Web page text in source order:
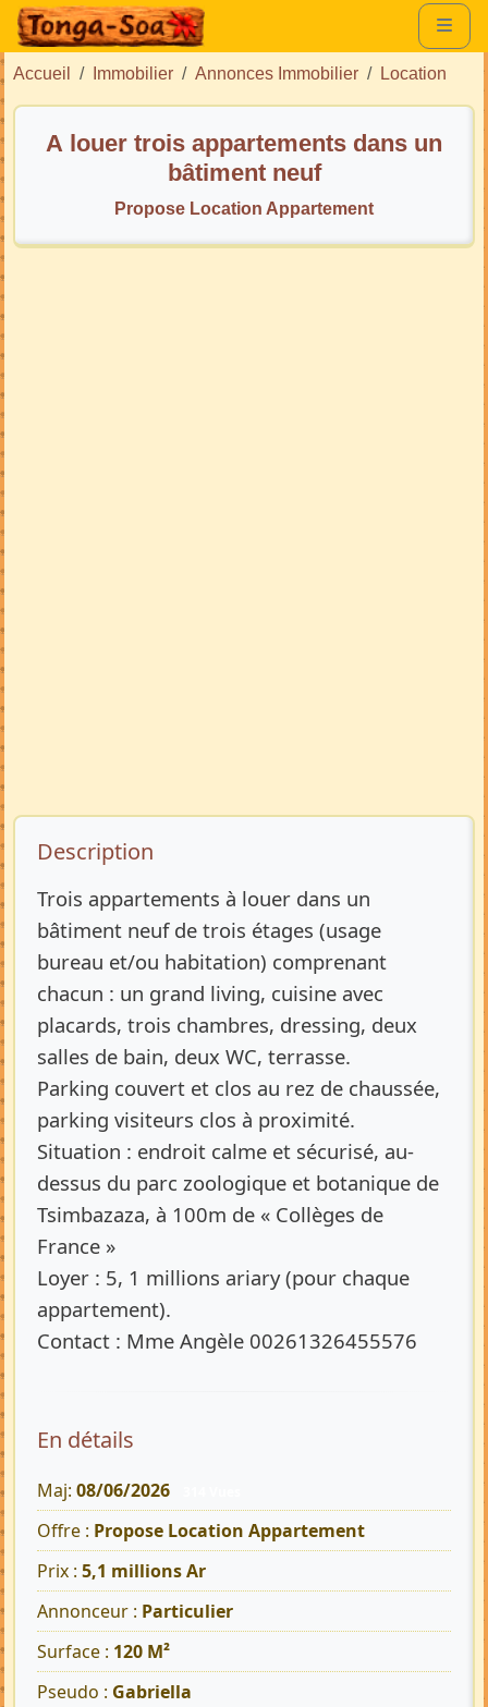
Accueil Immobilier Annonces Immobilier Location
A louer trois appartements dans un
bâtiment neuf
Propose Location Appartement
Description de l’annonce
Description
Trois appartements à louer dans un
bâtiment neuf de trois étages (usage
bureau et/ou habitation) comprenant
chacun : un grand living, cuisine avec
placards, trois chambres, dressing, deux
salles de bain, deux WC, terrasse.
Parking couvert et clos au rez de chaussée,
parking visiteurs clos à proximité.
Situation : endroit calme et sécurisé, au-
dessus du parc zoologique et botanique de
Tsimbazaza, à 100m de « Collèges de
France »
Loyer : 5, 1 millions ariary (pour chaque
appartement).
Contact : Mme Angèle 00261326455576
En détails
Maj: 08/06/2026
Offre : Propose Location Appartement
Prix : 5,1 millions Ar
Annonceur : Particulier
Surface : 120 M²
Pseudo : Gabriella